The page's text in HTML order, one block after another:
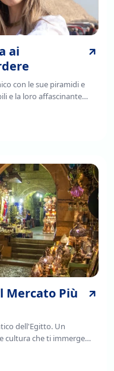
ai
con le sue piramidi e
e la loro affascinante
Mercato Più
dell'Egitto. Un
cultura che ti immerge